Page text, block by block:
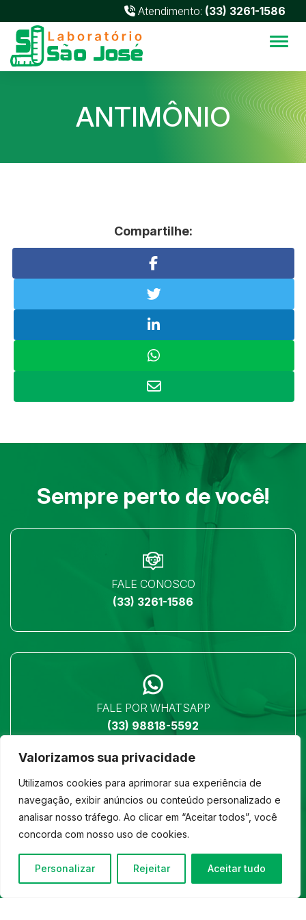
Valorizamos sua privacidade
Utilizamos cookies para aprimorar sua experiência de
navegação, exibir anúncios ou conteúdo personalizado e
analisar nosso tráfego. Ao clicar em “Aceitar todos”, você
concorda com nosso uso de cookies.
Personalizar Rejeitar Aceitar tudo
Atendimento: (33) 3261-1586
ANTIMÔNIO
Compartilhe:
Sempre perto de você!
FALE CONOSCO
(33) 3261-1586
FALE POR WHATSAPP
(33) 98818-5592
LOCALIZAÇÃO